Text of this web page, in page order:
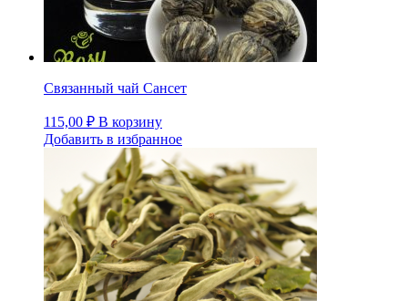
Связанный чай Сансет
115,00 ₽ В корзину
Добавить в избранное